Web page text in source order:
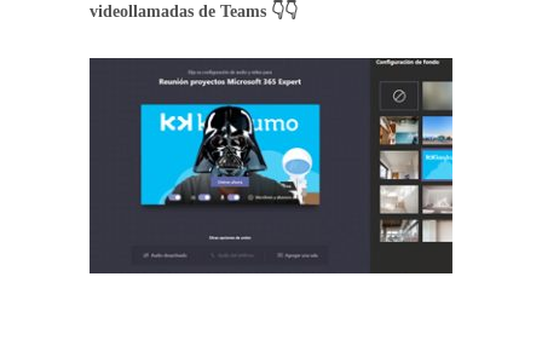
videollamadas de Teams 👇👇